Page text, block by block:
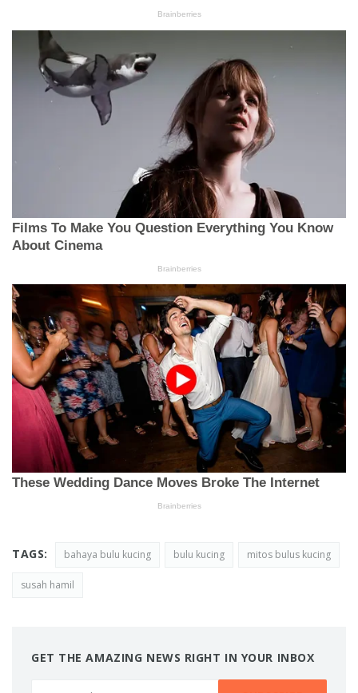
TAGS: bahaya bulu kucing bulu kucing mitos bulus kucing
susah hamil
GET THE AMAZING NEWS RIGHT IN YOUR INBOX